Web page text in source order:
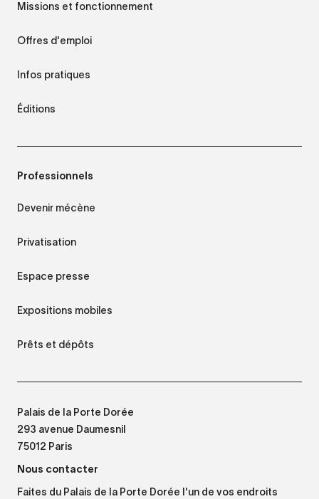
Missions et fonctionnement
Offres d'emploi
Infos pratiques
Éditions
Professionnels
Devenir mécène
Privatisation
Espace presse
Expositions mobiles
Prêts et dépôts
Palais de la Porte Dorée
293 avenue Daumesnil
75012 Paris
Nous contacter
Faites du Palais de la Porte Dorée l'un de vos endroits